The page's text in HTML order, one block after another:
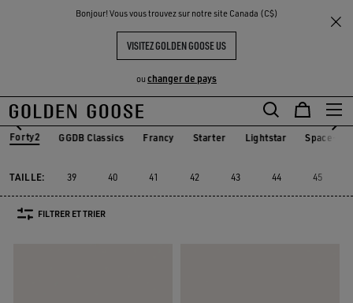
Bonjour! Vous vous trouvez sur notre site Canada (C$)
VISITEZ GOLDEN GOOSE US
ou changer de pays
Aller
au
principal
Aller
au
du
pied
de
THE
COMMUNITY
Sneakers Forty2
FORTY2 HOMME
Forty2 GGDB Classics Francy Starter Lightstar Space-
TAILLE: 39 40 41 42 43 44 45
FILTRER ET TRIER